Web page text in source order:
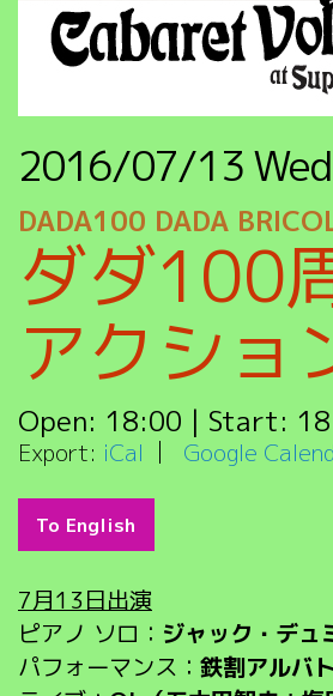
2016/07/13
DADA100 DADA
ダダ100
アクショ
Open: 18:00 | Start:
Export: iCal Google
To English
7月13日出演
ピアノ ソロ： ジャック・デュ
パフォーマンス： 鉄割アルバ